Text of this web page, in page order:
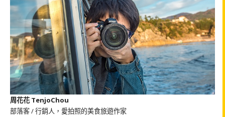
周花花 TenjoChou
部落客 / 行銷人，愛拍照的美食旅遊作家